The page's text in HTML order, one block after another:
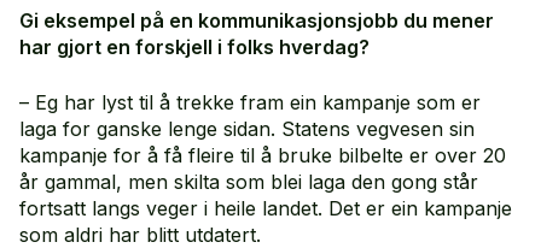
Gi eksempel på en kommunikasjonsjobb du mener
har gjort en forskjell i folks hverdag?
– Eg har lyst til å trekke fram ein kampanje som er
laga for ganske lenge sidan. Statens vegvesen sin
kampanje for å få fleire til å bruke bilbelte er over 20
år gammal, men skilta som blei laga den gong står
fortsatt langs veger i heile landet. Det er ein kampanje
som aldri har blitt utdatert.